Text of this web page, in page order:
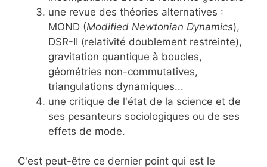
une revue des théories alternatives :
MOND (Modified Newtonian Dynamics),
DSR-II (relativité doublement restreinte),
gravitation quantique à boucles,
géométries non-commutatives,
triangulations dynamiques...
une critique de l'état de la science et de
ses pesanteurs sociologiques ou de ses
effets de mode.
C'est peut-être ce dernier point qui est le